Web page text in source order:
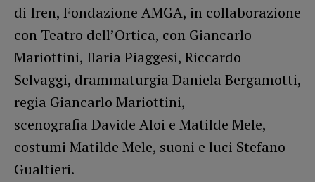
di Iren, Fondazione AMGA, in collaborazione
con Teatro dell’Ortica, con Giancarlo
Mariottini, Ilaria Piaggesi, Riccardo
Selvaggi, drammaturgia Daniela Bergamotti,
regia Giancarlo Mariottini,
scenografia Davide Aloi e Matilde Mele,
costumi Matilde Mele, suoni e luci Stefano
Gualtieri.